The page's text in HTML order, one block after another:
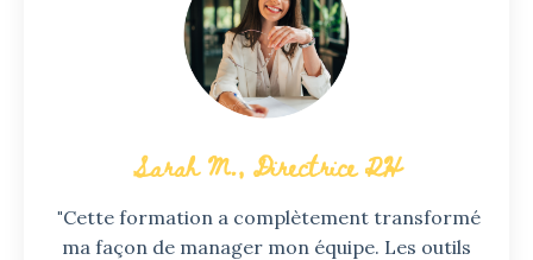
Sarah M., Directrice RH
"Cette formation a complètement transformé
ma façon de manager mon équipe. Les outils